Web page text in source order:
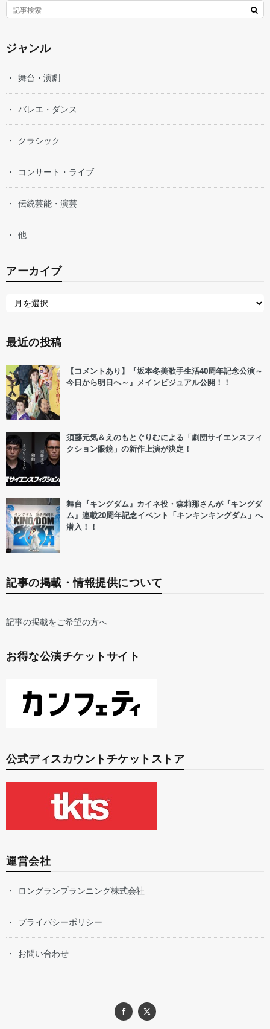
ジャンル
舞台・演劇
バレエ・ダンス
クラシック
コンサート・ライブ
伝統芸能・演芸
他
アーカイブ
最近の投稿
【コメントあり】『坂本冬美歌手生活40周年記念公演～
今日から明日へ～』メインビジュアル公開！！
須藤元気＆えのもとぐりむによる「劇団サイエンスフィ
クション眼鏡」の新作上演が決定！
舞台『キングダム』カイネ役・森莉那さんが『キングダ
ム』連載20周年記念イベント「キンキンキングダム」へ
潜入！！
記事の掲載・情報提供について
記事の掲載をご希望の方へ
お得な公演チケットサイト
公式ディスカウントチケットストア
運営会社
ロングランプランニング株式会社
プライバシーポリシー
お問い合わせ